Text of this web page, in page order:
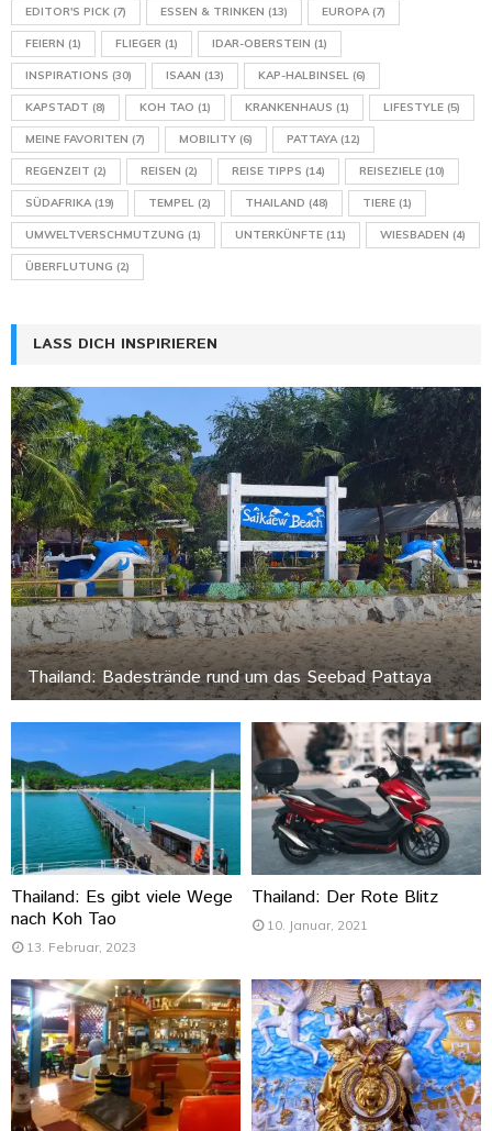
EDITOR'S PICK (7) ESSEN & TRINKEN (13) EUROPA(7)
FEIERN (1) FLIEGER (1) IDAR-OBERSTEIN (1)
INSPIRATIONS (30) ISAAN (13) KAP-HALBINSEL (6)
KAPSTADT (8) KOH TAO (1) KRANKENHAUS (1) LIFESTYLE (5)
MEINE FAVORITEN (7) MOBILITY (6) PATTAYA(12)
REGENZEIT (2) REISEN (2) REISE TIPPS (14) REISEZIELE (10)
SÜDAFRIKA(19) TEMPEL (2) THAILAND (48) TIERE (1)
UMWELTVERSCHMUTZUNG (1) UNTERKÜNFTE (11) WIESBADEN (4)
ÜBERFLUTUNG (2)
LASS DICH INSPIRIEREN
Thailand: Badestrände rund um das Seebad Pattaya
Thailand: Es gibt viele Wege
nach Koh Tao
13. Februar, 2023
Thailand: Der Rote Blitz
10. Januar, 2021